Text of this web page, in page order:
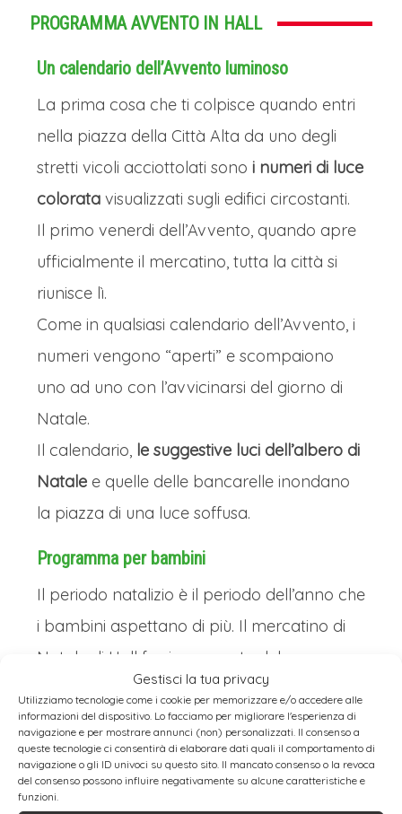
Gestisci la tua privacy
Utilizziamo tecnologie come i cookie per memorizzare e/o accedere alle
informazioni del dispositivo. Lo facciamo per migliorare l'esperienza di
navigazione e per mostrare annunci (non) personalizzati. Il consenso a
queste tecnologie ci consentirà di elaborare dati quali il comportamento di
navigazione o gli ID univoci su questo sito. Il mancato consenso o la revoca
del consenso possono influire negativamente su alcune caratteristiche e
funzioni.
PROGRAMMA AVVENTO IN HALL
Un calendario dell’Avvento luminoso
La prima cosa che ti colpisce quando entri
nella piazza della Città Alta da uno degli
stretti vicoli acciottolati sono i numeri di luce
colorata visualizzati sugli edifici circostanti.
Il primo venerdi dell’Avvento, quando apre
ufficialmente il mercatino, tutta la città si
riunisce lì.
Come in qualsiasi calendario dell’Avvento, i
numeri vengono “aperti” e scompaiono
uno ad uno con l’avvicinarsi del giorno di
Natale.
Il calendario, le suggestive luci dell’albero di
Natale e quelle delle bancarelle inondano
la piazza di una luce soffusa.
Programma per bambini
Il periodo natalizio è il periodo dell’anno che
i bambini aspettano di più. Il mercatino di
Natale di Hall fa sicuramente del suo
meglio per raggiungere questo obiettivo,
con unprogramma speciale per bambini
che inizia tutti i giorni alle 17:00.
Non solo c’è unafattoria didatticadove